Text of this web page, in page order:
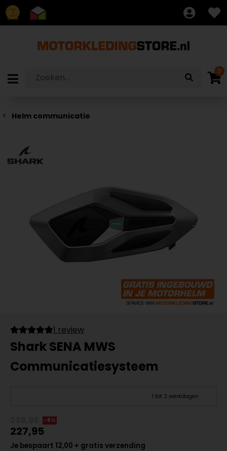
8.7
0
Helm communicatie
1 review
Shark SENA MWS
Communicatiesysteem
1 tot 2 werkdagen
-5%
227,95
Je bespaart 12,00 + gratis verzending